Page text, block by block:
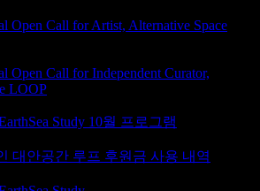
Open Call for Artist, Alternative Space
Open Call for Independent Curator,
LOOP
Study 10월 프로그램
대안공간 루프 후원금 사용 내역